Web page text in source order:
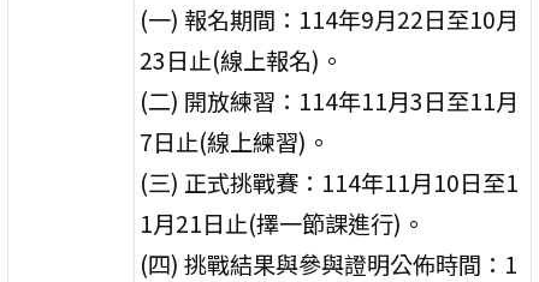
(一) 報名期間：114年9月22日至10月
23日止(線上報名)。
(二) 開放練習：114年11月3日至11月
7日止(線上練習)。
(三) 正式挑戰賽：114年11月10日至1
1月21日止(擇一節課進行)。
(四) 挑戰結果與參與證明公佈時間：1